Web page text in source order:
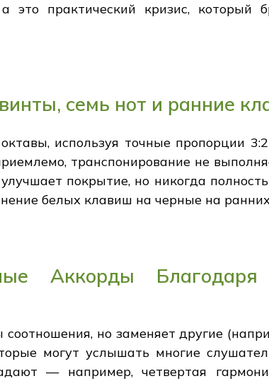
это практический кризис, который
семь нот и ранние
используя точные пропорции
транспонирование не
покрытие, но никогда
белых клавиш на черные на
Аккорды Благодаря
но заменяет другие
могут услышать многие
— например, четвертая